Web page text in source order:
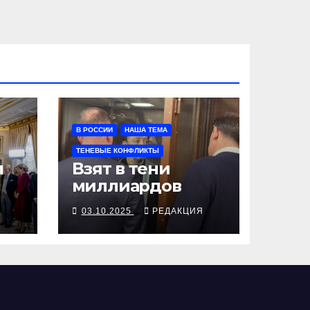
В РОССИИ НАША ТЕМА
ТЕНЕВЫЕ КОНФЛИКТЫ
Взят в тени
миллиардов
03.10.2025 РЕДАКЦИЯ